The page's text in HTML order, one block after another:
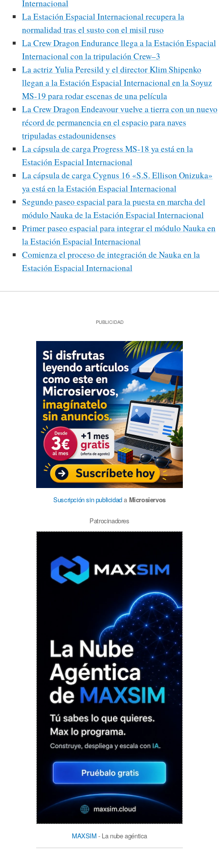
Internacional
La Estación Espacial Internacional recupera la
normalidad tras el susto con el misil ruso
La Crew Dragon Endurance llega a la Estación Espacial
Internacional con la tripulación Crew–3
La actriz Yulia Peresild y el director Klim Shipenko
llegan a la Estación Espacial Internacional en la Soyuz
MS-19 para rodar escenas de una película
La Crew Dragon Endeavour vuelve a tierra con un nuevo
récord de permanencia en el espacio para naves
tripuladas estadounidenses
La cápsula de carga Progress MS-18 ya está en la
Estación Espacial Internacional
La cápsula de carga Cygnus 16 «S.S. Ellison Onizuka»
ya está en la Estación Espacial Internacional
Segundo paseo espacial para la puesta en marcha del
módulo Nauka de la Estación Espacial Internacional
Primer paseo espacial para integrar el módulo Nauka en
la Estación Espacial Internacional
Comienza el proceso de integración de Nauka en la
Estación Espacial Internacional
PUBLICIDAD
Suscripción sin publicidada Microsiervos
Patrocinadores
MAXSIM - La nube agéntica